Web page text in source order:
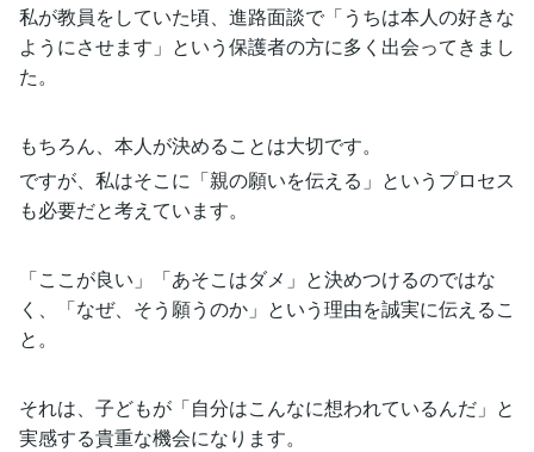
私が教員をしていた頃、進路面談で「うちは本人の好きな
ようにさせます」という保護者の方に多く出会ってきまし
た。
もちろん、本人が決めることは大切です。
ですが、私はそこに「親の願いを伝える」というプロセス
も必要だと考えています。
「ここが良い」「あそこはダメ」と決めつけるのではな
く、「なぜ、そう願うのか」という理由を誠実に伝えるこ
と。
それは、子どもが「自分はこんなに想われているんだ」と
実感する貴重な機会になります。